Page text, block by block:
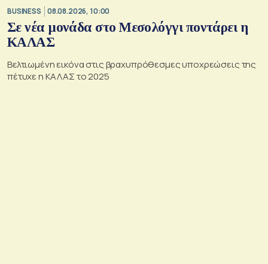
BUSINESS 08.08.2026, 10:00
Σε νέα μονάδα στο Μεσολόγγι ποντάρει η
ΚΑΛΑΣ
Βελτιωμένη εικόνα στις βραχυπρόθεσμες υποχρεώσεις της
πέτυχε η ΚΑΛΑΣ το 2025